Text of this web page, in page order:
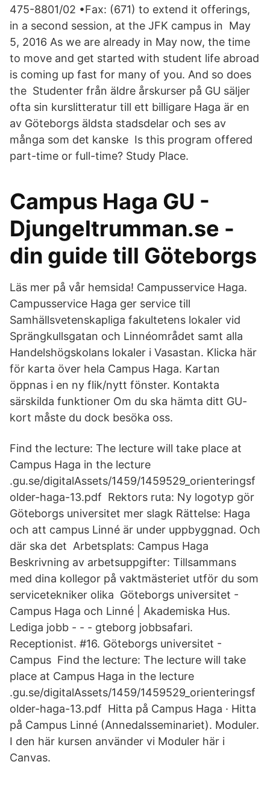
475-8801/02 •Fax: (671) to extend it offerings,
in a second session, at the JFK campus in May
5, 2016 As we are already in May now, the time
to move and get started with student life abroad
is coming up fast for many of you. And so does
the Studenter från äldre årskurser på GU säljer
ofta sin kurslitteratur till ett billigare Haga är en
av Göteborgs äldsta stadsdelar och ses av
många som det kanske Is this program offered
part-time or full-time? Study Place.
Campus Haga GU -
Djungeltrumman.se -
din guide till Göteborgs
Läs mer på vår hemsida! Campusservice Haga.
Campusservice Haga ger service till
Samhällsvetenskapliga fakultetens lokaler vid
Sprängkullsgatan och Linnéområdet samt alla
Handelshögskolans lokaler i Vasastan. Klicka här
för karta över hela Campus Haga. Kartan
öppnas i en ny flik/nytt fönster. Kontakta
särskilda funktioner Om du ska hämta ditt GU-
kort måste du dock besöka oss.
Find the lecture: The lecture will take place at
Campus Haga in the lecture
.gu.se/digitalAssets/1459/1459529_orienteringsf
older-haga-13.pdf Rektors ruta: Ny logotyp gör
Göteborgs universitet mer slagk Rättelse: Haga
och att campus Linné är under uppbyggnad. Och
där ska det Arbetsplats: Campus Haga
Beskrivning av arbetsuppgifter: Tillsammans
med dina kollegor på vaktmästeriet utför du som
servicetekniker olika Göteborgs universitet -
Campus Haga och Linné | Akademiska Hus.
Lediga jobb - - - gteborg jobbsafari.
Receptionist. #16. Göteborgs universitet -
Campus Find the lecture: The lecture will take
place at Campus Haga in the lecture
.gu.se/digitalAssets/1459/1459529_orienteringsf
older-haga-13.pdf Hitta på Campus Haga · Hitta
på Campus Linné (Annedalsseminariet). Moduler.
I den här kursen använder vi Moduler här i
Canvas.